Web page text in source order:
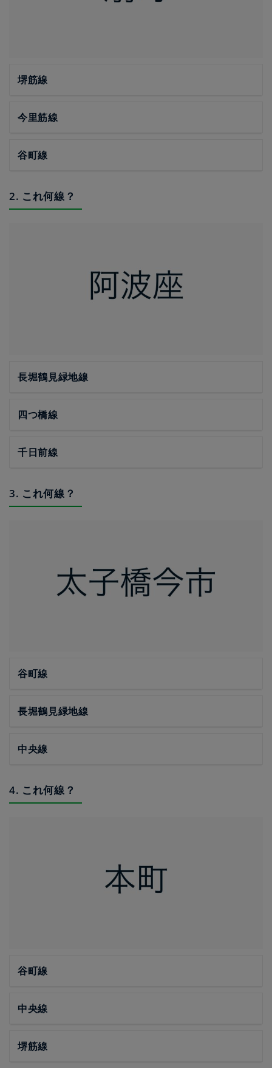
堺筋線
今里筋線
谷町線
2. これ何線？
長堀鶴見緑地線
四つ橋線
千日前線
3. これ何線？
谷町線
長堀鶴見緑地線
中央線
4. これ何線？
谷町線
中央線
堺筋線